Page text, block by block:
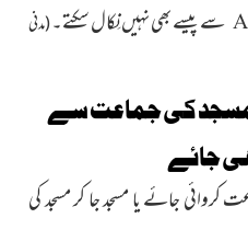
سے پیسے بھی نہیں نِکال سکتے۔(مدنی
کی جماعت سے
جائے
جائے یا مسجد جا کر مسجد کی